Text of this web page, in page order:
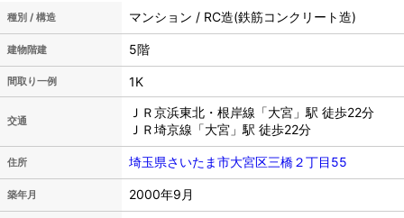
種別 / 構造 マンション / RC造(鉄筋コンクリート造)
建物階建 5階
間取り一例 1K
交通
ＪＲ京浜東北・根岸線「大宮」駅 徒歩22分
ＪＲ埼京線「大宮」駅 徒歩22分
住所 埼玉県さいたま市大宮区三橋２丁目55
築年月 2000年9月